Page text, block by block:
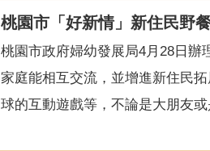
桃園市「好新情」新住民野
桃園市政府婦幼發展局4月28日辦
家庭能相互交流，並增進新住民
球的互動遊戲等，不論是大朋友